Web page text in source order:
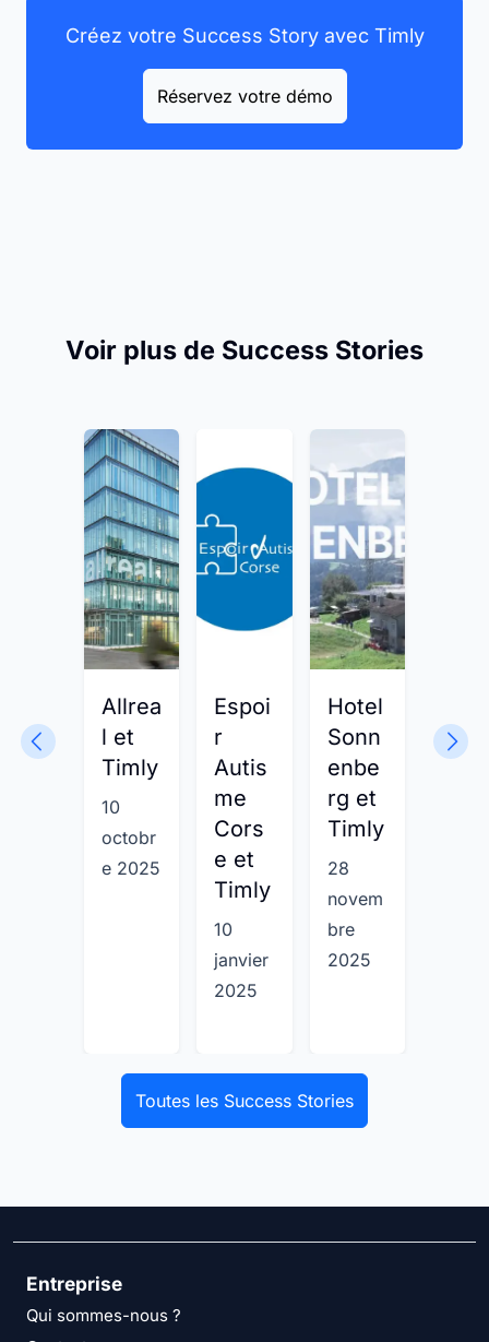
Créez votre Success Story avec Timly
Réservez votre démo
Voir plus de Success Stories
Allrea
l et
Timly
10
octobr
e 2025
Espoi
r
Autis
me
Cors
e et
Timly
10
janvier
2025
Hotel
Sonn
enbe
rg et
Timly
28
novem
bre
2025
ffice
et
Toutes les Success Stories
Entreprise
Qui sommes-nous ?